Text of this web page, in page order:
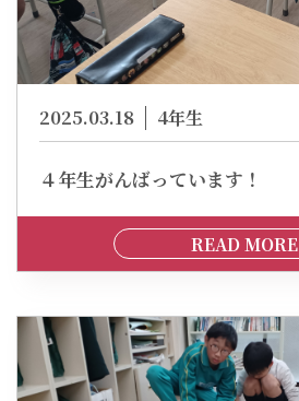
2025.03.18 4年生
４年生がんばっています！
READ MORE